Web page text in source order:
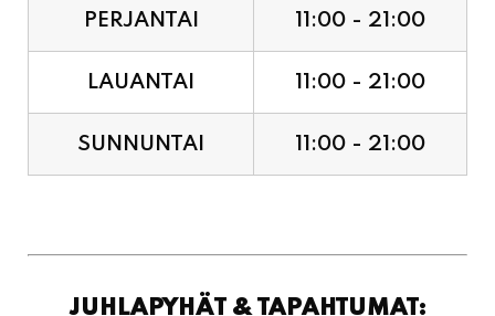
PERJANTAI 11:00 - 21:00
LAUANTAI 11:00 - 21:00
SUNNUNTAI 11:00 - 21:00
JUHLAPYHÄT & TAPAHTUMAT: